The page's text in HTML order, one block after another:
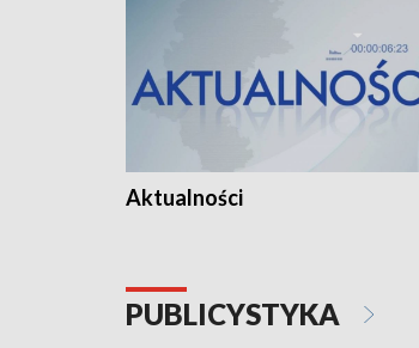
Aktualności
PUBLICYSTYKA